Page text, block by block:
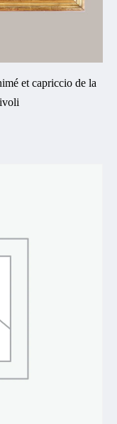
et capriccio de la